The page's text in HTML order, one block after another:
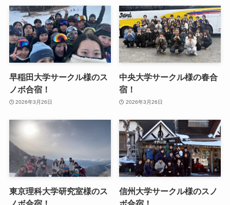
早稲田大学サークル様のス
ノボ合宿！
2026年3月26日
中央大学サークル様の春合
宿！
2026年3月26日
東京理科大学研究室様のス
信州大学サークル様のスノ